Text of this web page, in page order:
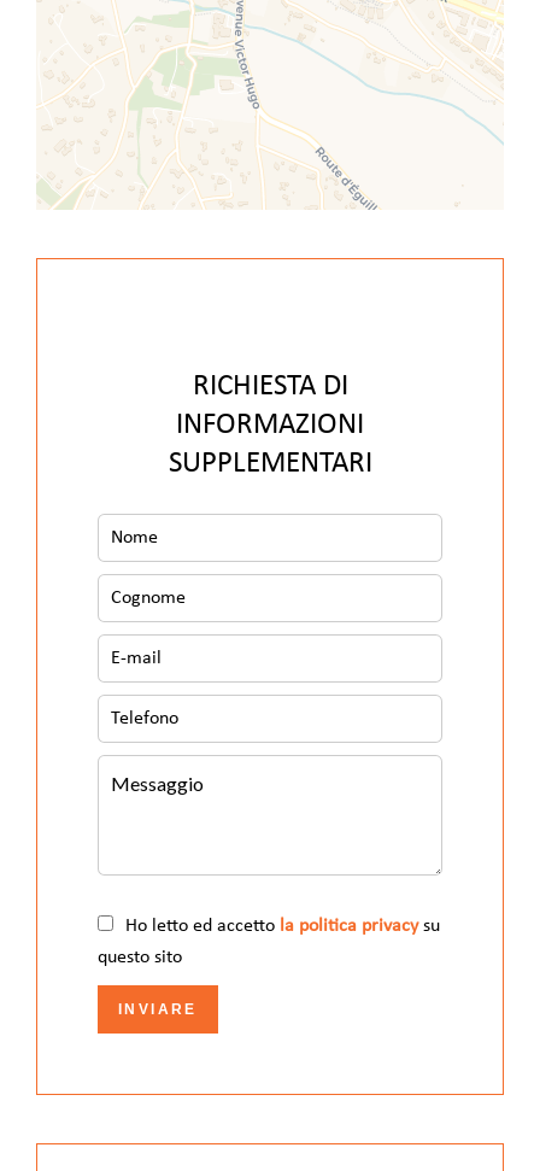
RICHIESTA DI
INFORMAZIONI
SUPPLEMENTARI
Ho letto ed accetto la politica privacysu
questo sito
INVIARE